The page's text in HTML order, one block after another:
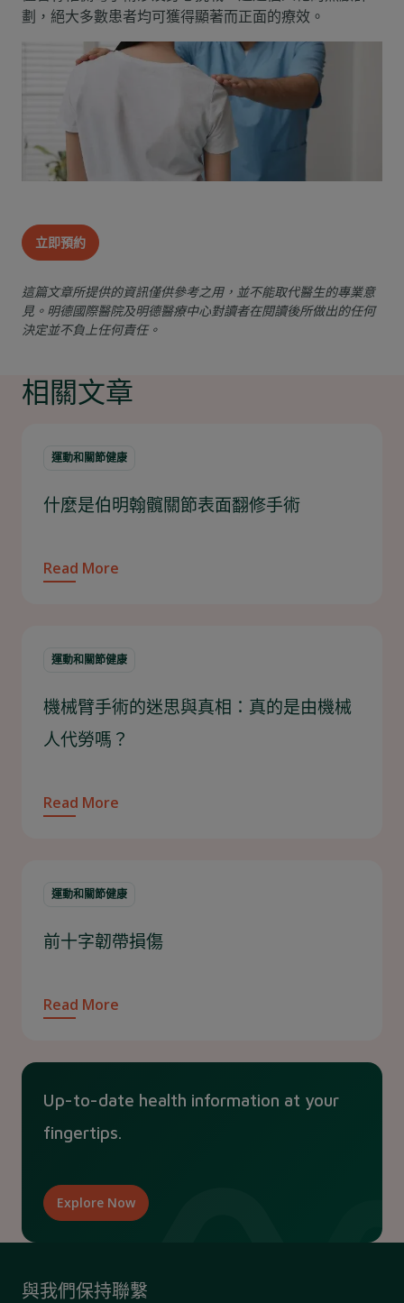
劃，絕大多數患者均可獲得顯著而正面的療效。
立即預約
這篇文章所提供的資訊僅供參考之用，並不能取代醫生的專業意
見。明德國際醫院及明德醫療中心對讀者在閱讀後所做出的任何
決定並不負上任何責任。
相關文章
運動和關節健康
什麼是伯明翰髖關節表面翻修手術
Read More
運動和關節健康
機械臂手術的迷思與真相：真的是由機械
人代勞嗎？
Read More
運動和關節健康
前十字韌帶損傷
Read More
Up-to-date health information at your
fingertips.
Explore Now
與我們保持聯繫